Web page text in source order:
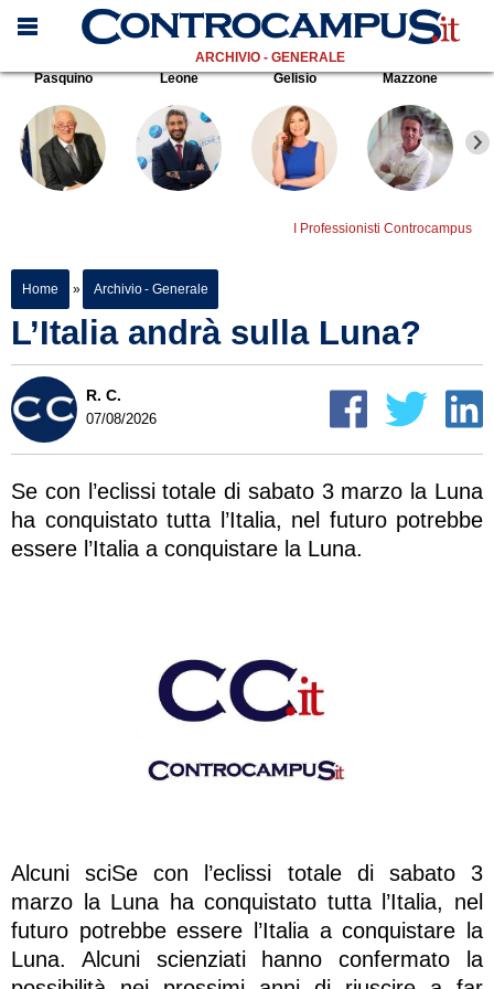
ARCHIVIO - GENERALE
Pasquino
Leone Gelisio Mazzone
I Professionisti Controcampus
Home » Archivio - Generale
L’Italia andrà sulla Luna?
R. C.
07/08/2026
Se con l’eclissi totale di sabato 3 marzo la Luna
ha conquistato tutta l’Italia, nel futuro potrebbe
essere l’Italia a conquistare la Luna.
Alcuni sciSe con l’eclissi totale di sabato 3
marzo la Luna ha conquistato tutta l’Italia, nel
futuro potrebbe essere l’Italia a conquistare la
Luna. Alcuni scienziati hanno confermato la